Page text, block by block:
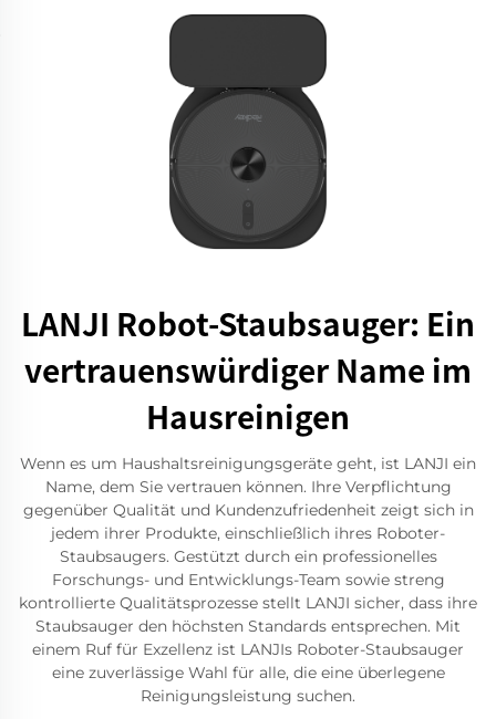
LANJI Robot-Staubsauger: Ein
vertrauenswürdiger Name im
Hausreinigen
Wenn es um Haushaltsreinigungsgeräte geht, ist LANJI ein
Name, dem Sie vertrauen können. Ihre Verpflichtung
gegenüber Qualität und Kundenzufriedenheit zeigt sich in
jedem ihrer Produkte, einschließlich ihres Roboter-
Staubsaugers. Gestützt durch ein professionelles
Forschungs- und Entwicklungs-Team sowie streng
kontrollierte Qualitätsprozesse stellt LANJI sicher, dass ihre
Staubsauger den höchsten Standards entsprechen. Mit
einem Ruf für Exzellenz ist LANJIs Roboter-Staubsauger
eine zuverlässige Wahl für alle, die eine überlegene
Reinigungsleistung suchen.